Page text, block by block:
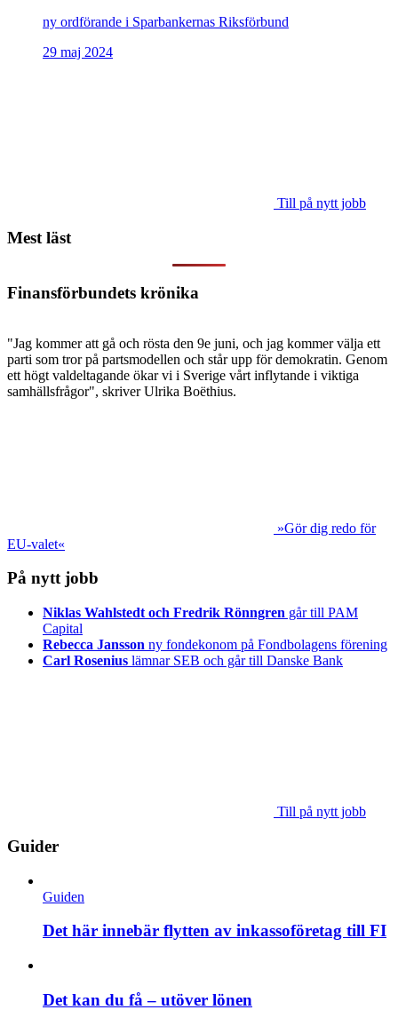
ny ordförande i Sparbankernas Riksförbund
29 maj 2024
Till på nytt jobb
Mest läst
Finansförbundets krönika
"Jag kommer att gå och rösta den 9e juni, och jag kommer välja ett
parti som tror på partsmodellen och står upp för demokratin. Genom
ett högt valdeltagande ökar vi i Sverige vårt inflytande i viktiga
samhällsfrågor", skriver Ulrika Boëthius.
»Gör dig redo för
EU-valet«
På nytt jobb
Niklas Wahlstedt och Fredrik Rönngren går till PAM
Capital
Rebecca Jansson ny fondekonom på Fondbolagens förening
Carl Rosenius lämnar SEB och går till Danske Bank
Till på nytt jobb
Guider
Guiden
Det här innebär flytten av inkassoföretag till FI
Det kan du få – utöver lönen